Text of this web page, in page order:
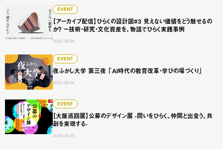
EVENT
【アーカイブ配信】ひらくの設計図#3 見えない価値をどう魅せるの
か？ ー技術・研究・文化資産を、物語でひらく実践事例
2026.08.06
【アーカイブ配信】ひらくの設計図#3 見えない価値をどう
EVENT
夜ふかし大学 第三夜 「AI時代の教育改革・学びの場づくり」
2026.08.06
夜ふかし大学 第三夜 「AI時代の教育改革・学びの場づくり」
EVENT
【大阪巡回展】公募のデザイン展 -問いをひらく、仲間と出会う、共
創を実現する-
2026.08.05
【大阪巡回展】公募のデザイン展 -問いをひらく、仲間と出